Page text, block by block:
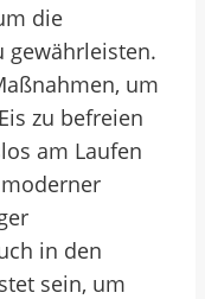
die
gewährleisten.
um
zu befreien
am Laufen
in den
sein, um